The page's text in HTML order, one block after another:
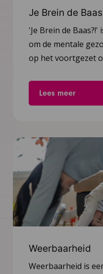
Je Brein de
'Je Brein de
om de mentale
op het voortgezet
Lees meer
Weerbaarheid
Weerbaarheid is